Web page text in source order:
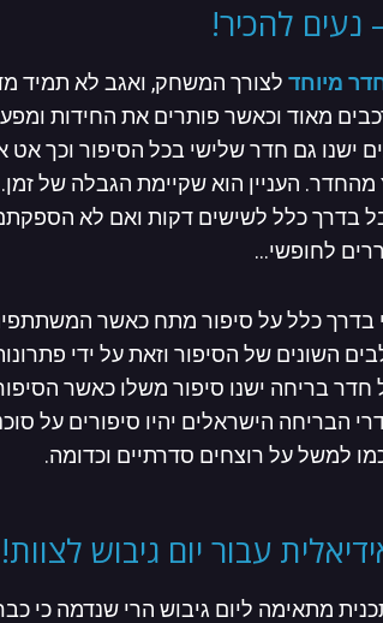
נעים להכיר!
מיוחד לצורך המשחק, ואגב לא תמיד
מאוד וכאשר פותרים את החידות
ישנו גם חדר שלישי בכל הסיפור וכך
מהחדר. העניין הוא שקיימת הגבלה של
בדרך כלל לשישים דקות ואם לא
לחופשי…
בדרך כלל על סיפור מתח כאשר
השונים של הסיפור וזאת על ידי
חדר בריחה ישנו סיפור משלו כאשר
הבריחה הישראלים יהיו סיפורים על
למשל על רוצחים סדרתיים וכדומה.
עבור יום גיבוש לצוות!
מתאימה ליום גיבוש הרי שנדמה כי